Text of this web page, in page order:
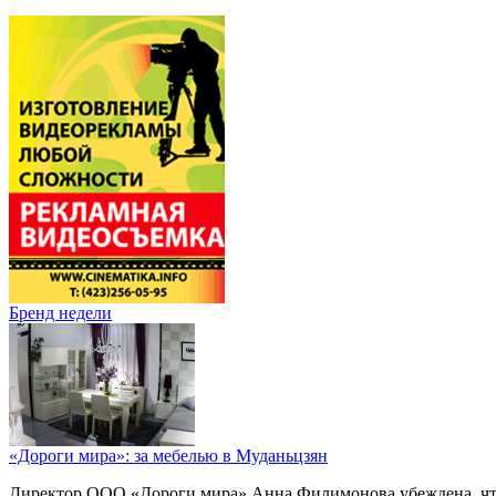
Бренд недели
«Дороги мира»: за мебелью в Муданьцзян